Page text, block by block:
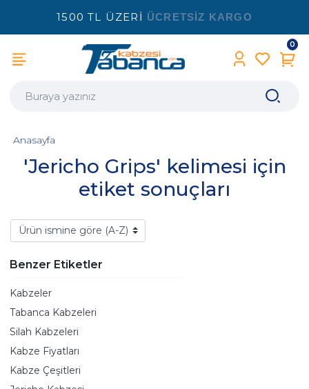
1500 TL ÜZERİ ÜCRETSİZ KARGO
0
'Jericho Grips' kelimesi için
etiket sonuçları
Anasayfa
Benzer Etiketler
Kabzeler
Tabanca Kabzeleri
Silah Kabzeleri
Kabze Fiyatları
Kabze Çeşitleri